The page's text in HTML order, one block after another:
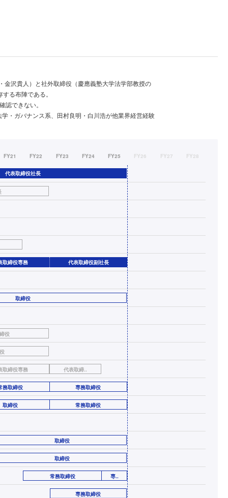
沢貴人）と社外取締役（慶應義塾大学法学部教授の
る布陣である。
できない。
・ガバナンス系、田村良明・白川浩が他業界経営経験
FY21 FY22 FY23 FY24 FY25 FY26 FY27 FY28
代表取締役社長
取締役専務 代表取締役副社長
取締役
役
取締役専務 代表取締..
務取締役 専務取締役
取締役 常務取締役
取締役
取締役
常務取締役 専..
専務取締役